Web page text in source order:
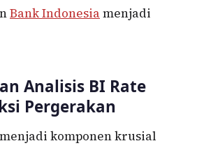
Bank Indonesiamenjadi
Analisis BI Rate
Pergerakan
komponen krusial